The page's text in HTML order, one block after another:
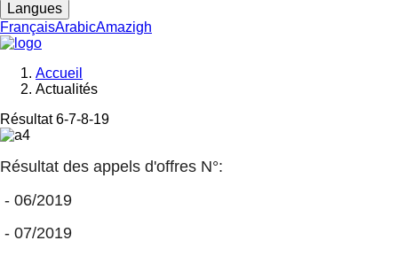
Langues
FrançaisArabicAmazigh
Fil
d'Ariane
Accueil
Actualités
Résultat 6-7-8-19
Image
Résultat des appels d'offres N°:
- 06/2019
- 07/2019